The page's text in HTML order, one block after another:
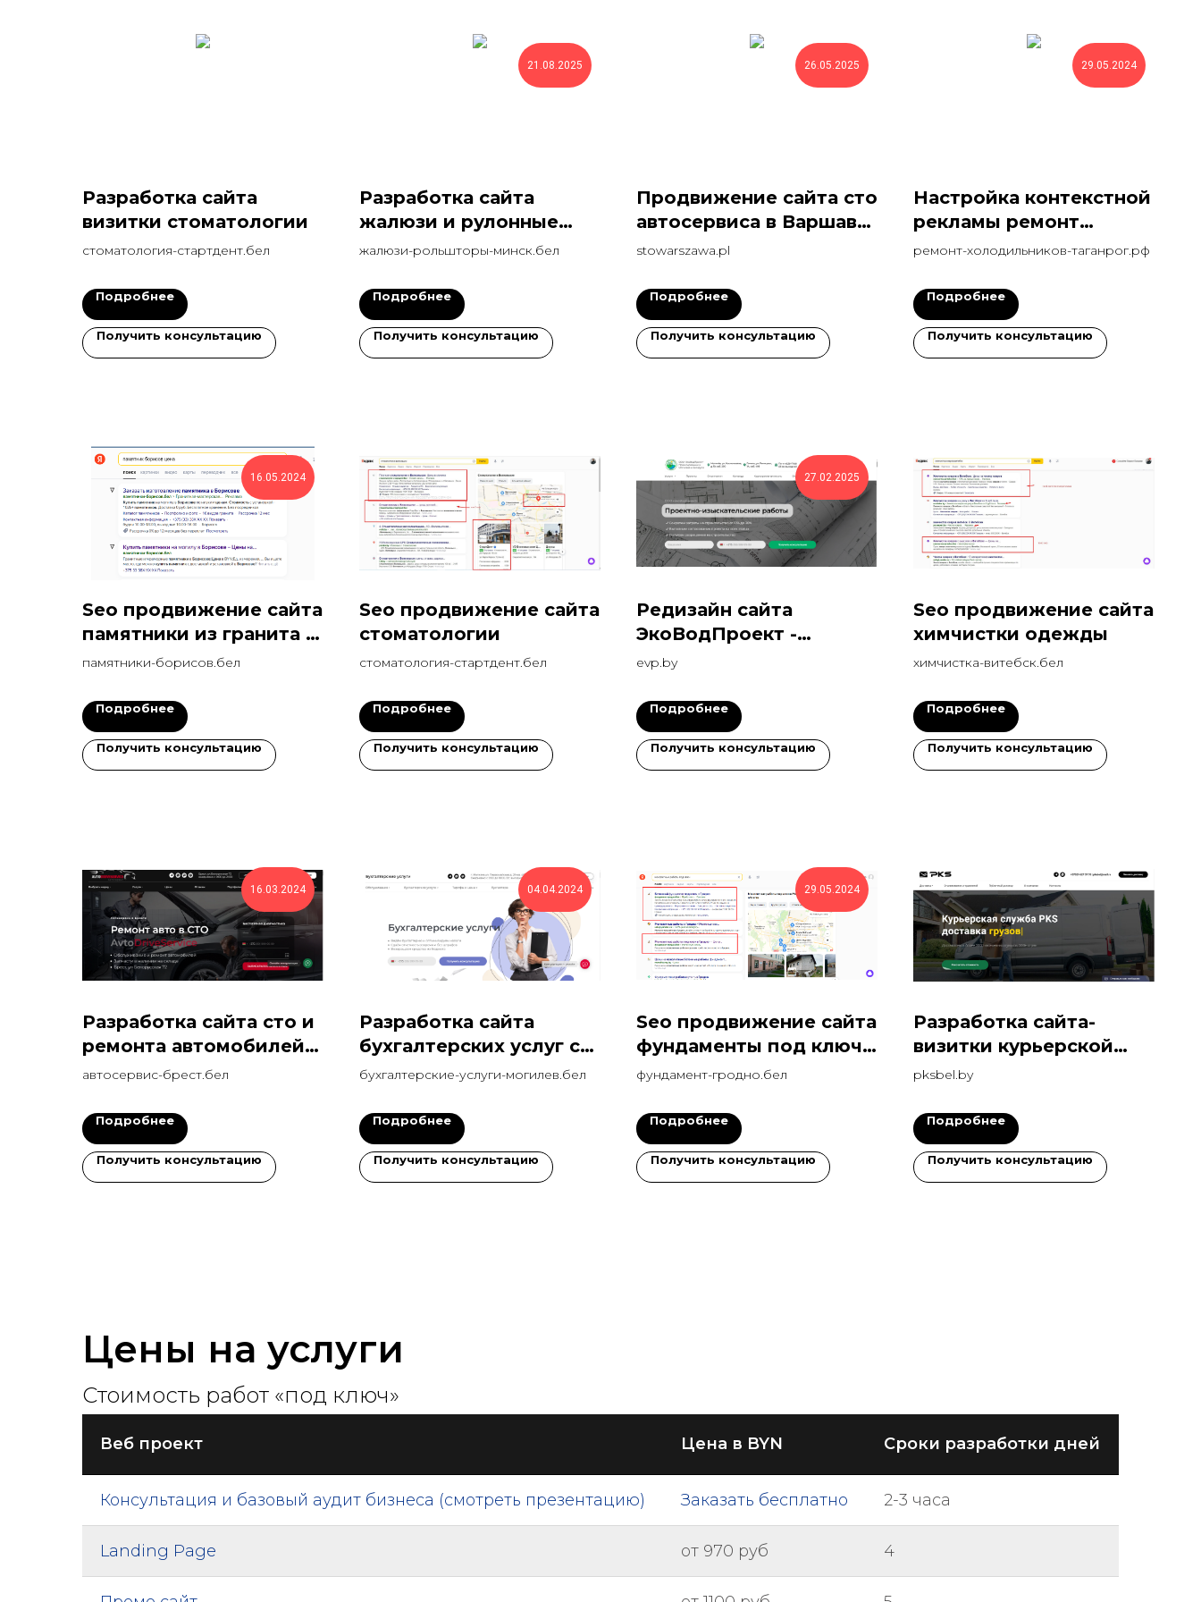
Разработка сайта
визитки стоматологии
стоматология-стартдент.бел
Подробнее
Получить консультацию
21.08.2025
Разработка сайта
жалюзи и рулонные
шторы под SEO
жалюзи-рольшторы-минск.бел
Подробнее
Получить консультацию
26.05.2025
Продвижение сайта сто
автосервиса в Варшаве
в топ1 за месяц
stowarszawa.pl
Подробнее
Получить консультацию
29.05.2024
Настройка контекстной
рекламы ремонт
холодильников с
ремонт-холодильников-таганрог.рф
Подробнее
Получить консультацию
16.05.2024
Seo продвижение сайта
памятники из гранита в
топ1 за 27 дней
памятники-борисов.бел
Подробнее
Получить консультацию
Seo продвижение сайта
стоматологии
стоматология-стартдент.бел
Подробнее
Получить консультацию
27.02.2025
Редизайн сайта
ЭкоВодПроект -
проектирование зданий
evp.by
Подробнее
Получить консультацию
Seo продвижение сайта
химчистки одежды
химчистка-витебск.бел
Подробнее
Получить консультацию
16.03.2024
Разработка сайта сто и
ремонта автомобилей
300 лидов за месяц
автосервис-брест.бел
Подробнее
Получить консультацию
04.04.2024
Разработка сайта
бухгалтерских услуг с
конверсией 13,39%
бухгалтерские-услуги-могилев.бел
Подробнее
Получить консультацию
29.05.2024
Seo продвижение сайта
фундаменты под ключ
в топ за месяц
фундамент-гродно.бел
Подробнее
Получить консультацию
Разработка сайта-
визитки курьерской
службы
pksbel.by
Подробнее
Получить консультацию
Цены на услуги
Стоимость работ «под ключ»
Веб проект Цена в BYN Сроки разработки дней
Консультация и базовый аудит бизнеса (смотреть презентацию) Заказать бесплатно 2-3 часа
Landing Page от 970 руб 4